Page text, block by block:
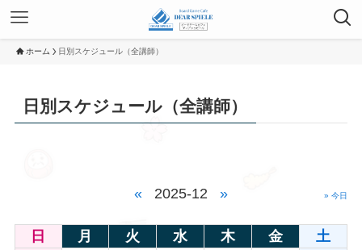
ホーム 日別スケジュール（全講師）
日別スケジュール（全講師）
« 2025-12 » » 今日
日 月 火 水 木 金
土